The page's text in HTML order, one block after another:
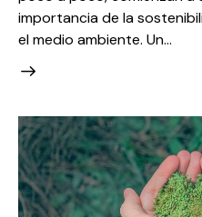
importancia de la
el medio ambiente. Un…